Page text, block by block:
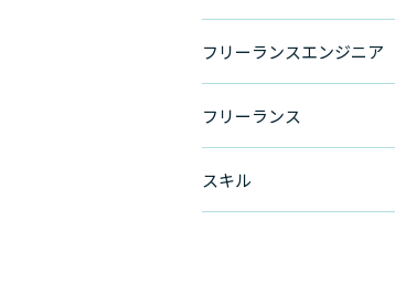
フリーランスエンジニア
フリーランス
スキル